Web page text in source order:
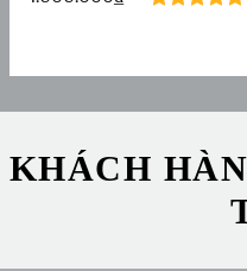
chống lóa kích thước
KHÁCH